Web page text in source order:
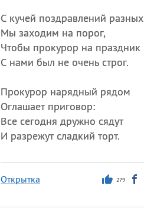
С кучей поздравлений разных
Мы заходим на порог,
Чтобы прокурор на праздник
С нами был не очень строг.
Прокурор нарядный рядом
Оглашает приговор:
Все сегодня дружно сядут
И разрежут сладкий торт.
Открытка 279